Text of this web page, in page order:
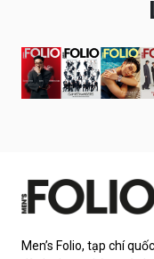
Men’s Folio, tạp chí